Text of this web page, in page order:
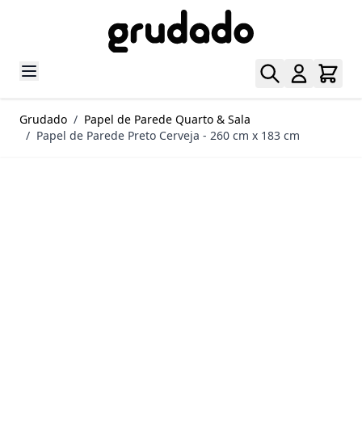
Grudado / Papel de Parede Quarto & Sala
/ Papel de Parede Preto Cerveja - 260 cm x 183 cm